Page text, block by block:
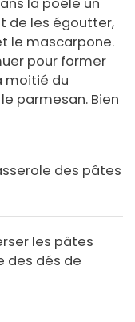
de les égoutter,
le mascarpone.
pour former
moitié du
parmesan. Bien
des pâtes
les pâtes
des dés de